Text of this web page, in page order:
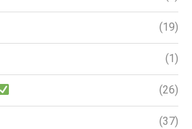
(19)
(1)
(26)
(37)